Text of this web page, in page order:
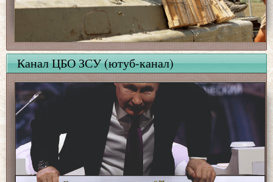
Канал ЦБО ЗСУ (ютуб-канал)